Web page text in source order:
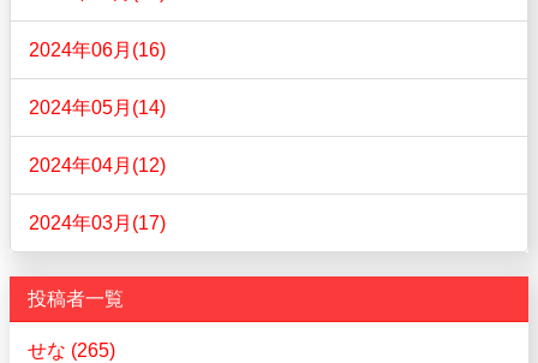
2024年06月(16)
2024年05月(14)
2024年04月(12)
2024年03月(17)
投稿者一覧
せな (265)